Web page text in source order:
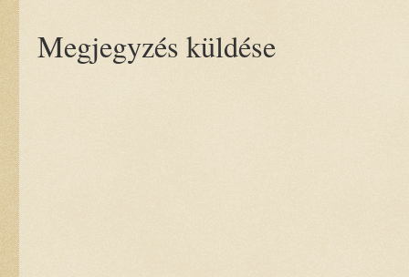
Megjegyzés küldése